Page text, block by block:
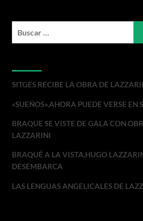
SITGES RECIBE LA OBRA DE
«SUEÑOS».AHORA PUEDE VERSE EN
BRAQUE SE VISTE DE GALA CON
LAZZARINI
BRAQUÉ A LA VISTA.HUGO
DESEMBARCA
LAS LENGUAS ANGELICALES DE